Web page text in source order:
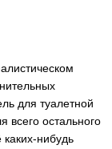
для туалетной
всего остального
нибудь